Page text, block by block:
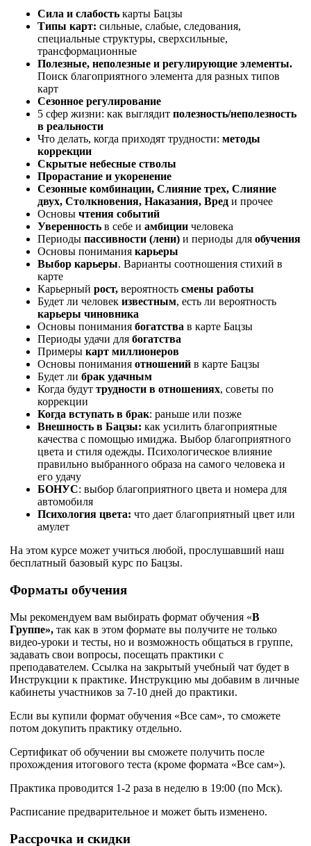
Сила и слабость карты Бацзы
Типы карт: сильные, слабые, следования,
специальные структуры, сверхсильные,
трансформационные
Полезные, неполезные и регулирующие элементы.
Поиск благоприятного элемента для разных типов
карт
Сезонное регулирование
5 сфер жизни: как выглядит полезность/неполезность
в реальности
Что делать, когда приходят трудности: методы
коррекции
Скрытые небесные стволы
Прорастание и укоренение
Сезонные комбинации, Слияние трех, Слияние
двух, Столкновения, Наказания, Вред и прочее
Основы чтения событий
Уверенность в себе и амбиции человека
Периоды пассивности (лени) и периоды для обучения
Основы понимания карьеры
Выбор карьеры. Варианты соотношения стихий в
карте
Карьерный рост, вероятность смены работы
Будет ли человек известным, есть ли вероятность
карьеры чиновника
Основы понимания богатства в карте Бацзы
Периоды удачи для богатства
Примеры карт миллионеров
Основы понимания отношений в карте Бацзы
Будет ли брак удачным
Когда будут трудности в отношениях, советы по
коррекции
Когда вступать в брак: раньше или позже
Внешность в Бацзы: как усилить благоприятные
качества с помощью имиджа. Выбор благоприятного
цвета и стиля одежды. Психологическое влияние
правильно выбранного образа на самого человека и
его удачу
БОНУС: выбор благоприятного цвета и номера для
автомобиля
Психология цвета: что дает благоприятный цвет или
амулет
На этом курсе может учиться любой, прослушавший наш
бесплатный базовый курс по Бацзы.
Форматы обучения
Мы рекомендуем вам выбирать формат обучения «В
Группе», так как в этом формате вы получите не только
видео-уроки и тесты, но и возможность общаться в группе,
задавать свои вопросы, посещать практики с
преподавателем. Ссылка на закрытый учебный чат будет в
Инструкции к практике. Инструкцию мы добавим в личные
кабинеты участников за 7-10 дней до практики.
Если вы купили формат обучения «Все сам», то сможете
потом докупить практику отдельно.
Сертификат об обучении вы сможете получить после
прохождения итогового теста (кроме формата «Все сам»).
Практика проводится 1-2 раза в неделю в 19:00 (по Мск).
Расписание предварительное и может быть изменено.
Рассрочка и скидки